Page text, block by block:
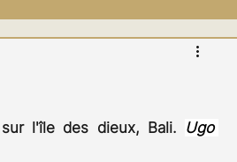
Stefanie Rossier Culture
l'île des dieux, Bali. Ugo